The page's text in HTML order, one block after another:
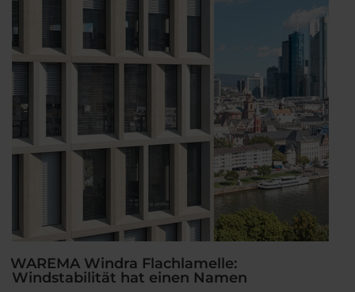
WAREMA Windra Flachlamelle:
Windstabilität hat einen Namen